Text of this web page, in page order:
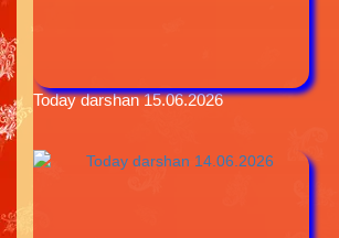
Today darshan 15.06.2026